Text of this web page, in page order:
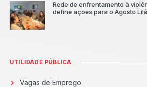
Rede de enfrentamento à
define ações para o Agosto
UTILIDADE PÚBLICA
Vagas de Emprego